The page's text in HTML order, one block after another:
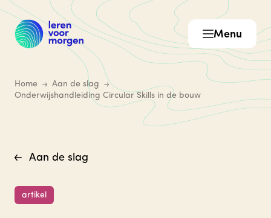
Menu
Home
Aan de slag
Onderwijshandleiding Circular Skills in de bouw
Aan de slag
artikel